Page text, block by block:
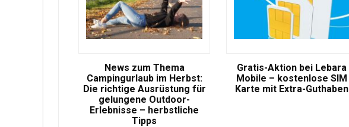
News zum Thema
Campingurlaub im Herbst:
Die richtige Ausrüstung für
gelungene Outdoor-
Erlebnisse – herbstliche
Tipps
Gratis-Aktion bei Lebara
Mobile – kostenlose SIM
Karte mit Extra-Guthaben